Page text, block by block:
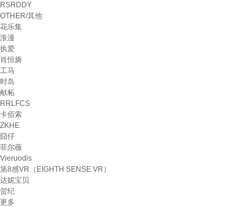
RSRDDY
OTHER/其他
花乐集
淮漫
执爱
肖恒旖
工马
时岛
献柘
RRLFCS
卡佰索
ZKHE
囧仔
菲尔薇
Vieruodis
第8感VR（EIGHTH SENSE VR）
达妮宝贝
贺纪
更多